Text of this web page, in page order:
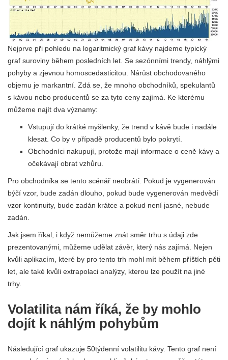
Nejprve při pohledu na logaritmický graf kávy najdeme typický
graf suroviny během posledních let. Se sezónními trendy, náhlými
pohyby a zjevnou homoscedasticitou. Nárůst obchodovaného
objemu je markantní. Zdá se, že mnoho obchodníků, spekulantů
s kávou nebo producentů se za tyto ceny zajímá. Ke kterému
můžeme najít dva významy:
Vstupují do krátké myšlenky, že trend v kávě bude i nadále
klesat. Co by v případě producentů bylo pokrytí.
Obchodníci nakupují, protože mají informace o ceně kávy a
očekávají obrat vzhůru.
Pro obchodníka se tento scénář neobrátí. Pokud je vygenerován
býčí vzor, ​​bude zadán dlouho, pokud bude vygenerován medvědí
vzor kontinuity, bude zadán krátce a pokud není jasné, nebude
zadán.
Jak jsem říkal, i když nemůžeme znát směr trhu s údaji zde
prezentovanými, můžeme udělat závěr, který nás zajímá. Nejen
kvůli aplikacím, které by pro tento trh mohl mít během příštích pěti
let, ale také kvůli extrapolaci analýzy, kterou lze použít na jiné
trhy.
Volatilita nám říká, že by mohlo
dojít k náhlým pohybům
Následující graf ukazuje 50týdenní volatilitu kávy. Tento graf není